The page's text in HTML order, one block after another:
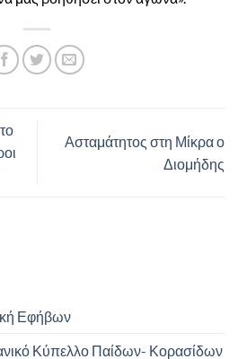
Ασταμάτητος στη Μίκρα ο
Διομήδης
Εφήβων
Κύπελλο Παίδων- Κορασίδων